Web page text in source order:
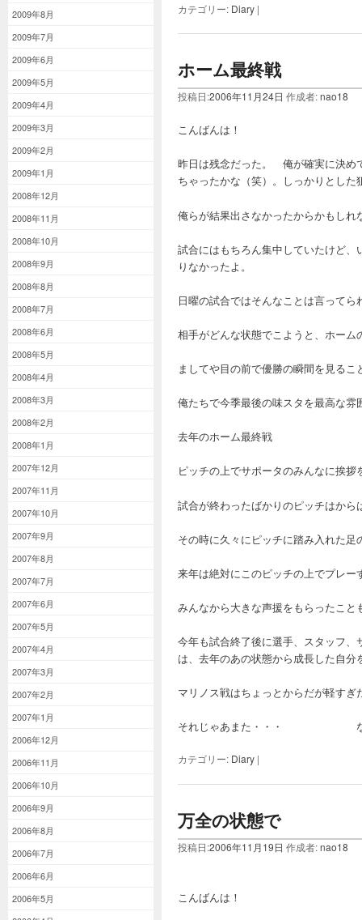
2009年8月
2009年7月
2009年6月
2009年5月
2009年4月
2009年3月
2009年2月
2009年1月
2008年12月
2008年11月
2008年10月
2008年9月
2008年8月
2008年7月
2008年6月
2008年5月
2008年4月
2008年3月
2008年2月
2008年1月
2007年12月
2007年11月
2007年10月
2007年9月
2007年8月
2007年7月
2007年6月
2007年5月
2007年4月
2007年3月
2007年2月
2007年1月
2006年12月
2006年11月
2006年10月
2006年9月
2006年8月
2006年7月
2006年6月
2006年5月
カテゴリー: Diary |
ホーム最終戦
投稿日:2006年11月24日 作成者:nao18
こんばんは！
昨日は残念だった。 俺が確実に決め
ちゃったかな（笑）。しっかりとした
俺らが結果出さなかったからかもし
試合にはもちろん集中していたけど
りなかったよ。
日曜の試合ではそんなことは言って
相手がどんな状態でこようと、ホー
ましてや目の前で優勝の瞬間を見るこ
俺たちで今季最後の味スタを最高な雰
去年のホーム最終戦
ピッチの上でサポータのみんなに挨拶
試合が終わったばかりのピッチはか
その時に久々にピッチに踏み入れた
来年は絶対にこのピッチの上でプレー
みんなから大きな声援をもらったこと
今年も試合終了後に選手、スタッフ
は、去年のあの状態から成長した自
マリノス戦はちょっとからだが軽す
それじゃあまた・・・ な
カテゴリー: Diary |
万全の状態で
投稿日:2006年11月19日 作成者:nao18
こんばんは！